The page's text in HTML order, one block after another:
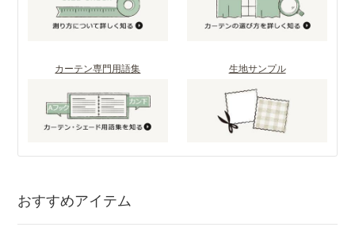
カーテン専門用語集 生地サンプル
おすすめアイテム